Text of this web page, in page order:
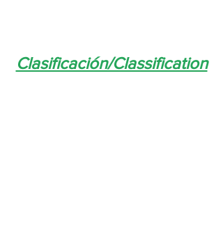
Clasificación/Classification